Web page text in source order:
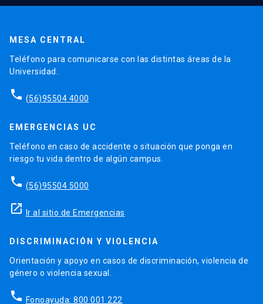
MESA CENTRAL
Teléfono para comunicarse con las distintas áreas de la
Universidad.
phone (56)95504 4000
EMERGENCIAS UC
Teléfono en caso de accidente o situación que ponga en
riesgo tu vida dentro de algún campus.
phone (56)95504 5000
launch Ir al sitio de Emergencias
DISCRIMINACIÓN Y VIOLENCIA
Orientación y apoyo en casos de discriminación, violencia de
género o violencia sexual.
phone Fonoayuda: 800 001 222